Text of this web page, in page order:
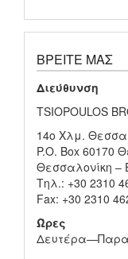
ΒΡΕΊΤΕ ΜΑΣ
Διεύθυνση
TSIOPOULOS
14ο Χλμ.
P.O. Box 60170
Θεσσαλονίκη
Τηλ.: +30 2310
Fax: +30 2310
Ώρες